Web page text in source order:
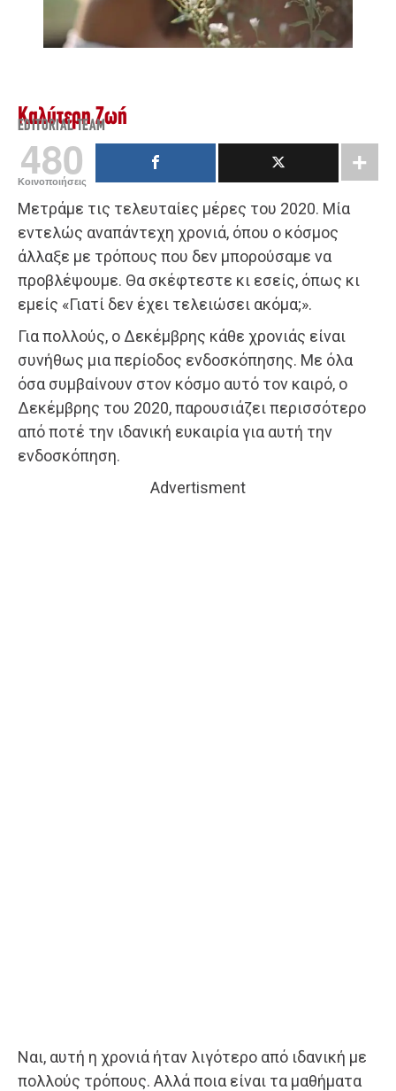
Καλύτερη Ζωή
EDITORIAL TEAM
480
Κοινοποιήσεις
Μετράμε τις τελευταίες μέρες του 2020. Μία
εντελώς αναπάντεχη χρονιά, όπου ο κόσμος
άλλαξε με τρόπους που δεν μπορούσαμε να
προβλέψουμε. Θα σκέφτεστε κι εσείς, όπως κι
εμείς «Γιατί δεν έχει τελειώσει ακόμα;».
Για πολλούς, ο Δεκέμβρης κάθε χρονιάς είναι
συνήθως μια περίοδος ενδοσκόπησης. Με όλα
όσα συμβαίνουν στον κόσμο αυτό τον καιρό, ο
Δεκέμβρης του 2020, παρουσιάζει περισσότερο
από ποτέ την ιδανική ευκαιρία για αυτή την
ενδοσκόπηση.
Advertisment
Ναι, αυτή η χρονιά ήταν λιγότερο από ιδανική με
πολλούς τρόπους. Αλλά ποια είναι τα μαθήματα